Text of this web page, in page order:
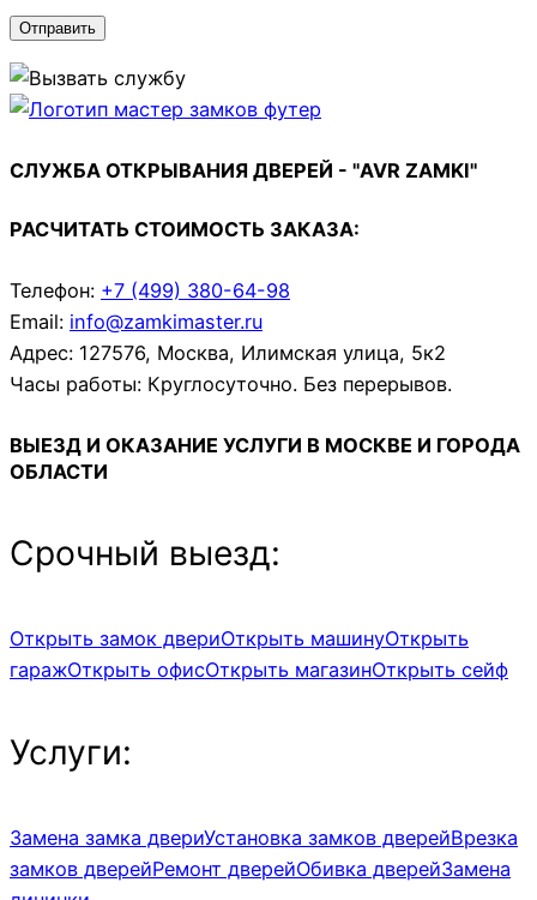
СЛУЖБА ОТКРЫВАНИЯ ДВЕРЕЙ - "AVR ZAMKI"
РАСЧИТАТЬ СТОИМОСТЬ ЗАКАЗА:
Телефон: +7 (499) 380-64-98
Email: info@zamkimaster.ru
Адрес: 127576, Москва, Илимская улица, 5к2
Часы работы: Круглосуточно. Без перерывов.
ВЫЕЗД И ОКАЗАНИЕ УСЛУГИ В МОСКВЕ И ГОРОДА
ОБЛАСТИ
Срочный выезд:
Открыть замок двериОткрыть машинуОткрыть
гаражОткрыть офисОткрыть магазинОткрыть сейф
Услуги:
Замена замка двериУстановка замков дверейВрезка
замков дверейРемонт дверейОбивка дверейЗамена